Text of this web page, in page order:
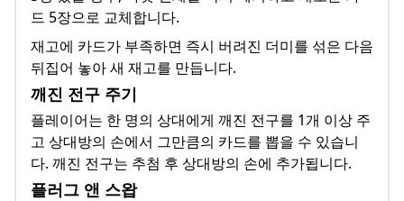
드 5장으로 교체합니다.
재고에 카드가 부족하면 즉시 버려진 더미를 섞은 다음
뒤집어 놓아 새 재고를 만듭니다.
깨진 전구 주기
플레이어는 한 명의 상대에게 깨진 전구를 1개 이상 주
고 상대방의 손에서 그만큼의 카드를 뽑을 수 있습니
다. 깨진 전구는 추첨 후 상대방의 손에 추가됩니다.
플러그 앤 스왑